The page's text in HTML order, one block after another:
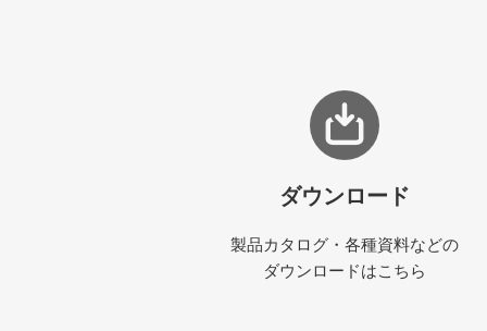
ダウンロード
製品カタログ・各種資料などの
ダウンロードはこちら